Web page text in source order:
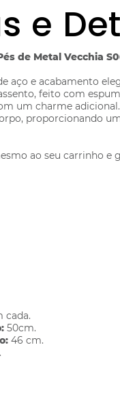
e
de Metal Vecchia
aço e acabamento
feito com
um charme
proporcionando
ao seu carrinho e
cada.
50cm.
46 cm.